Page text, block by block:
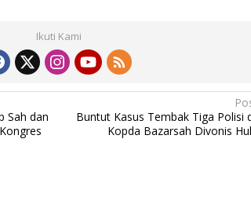
Ikuti Kami
Sah dan
Buntut Kasus Tembak Tiga Polisi
Kopda Bazarsah Divonis